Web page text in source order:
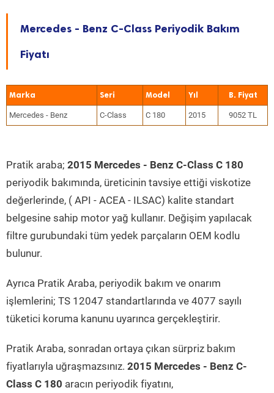
Mercedes - Benz C-Class Periyodik Bakım
Fiyatı
Marka Seri Model Yıl
Mercedes - Benz C-Class C 180 2015 9052 TL
Pratik araba; 2015 Mercedes - Benz C-Class C 180
periyodik bakımında, üreticinin tavsiye ettiği viskotize
değerlerinde, ( API - ACEA - ILSAC) kalite standart
belgesine sahip motor yağ kullanır. Değişim yapılacak
filtre gurubundaki tüm yedek parçaların OEM kodlu
bulunur.
Ayrıca Pratik Araba, periyodik bakım ve onarım
işlemlerini; TS 12047 standartlarında ve 4077 sayılı
tüketici koruma kanunu uyarınca gerçekleştirir.
Pratik Araba, sonradan ortaya çıkan sürpriz bakım
fiyatlarıyla uğraşmazsınız. 2015 Mercedes - Benz C-
Class C 180 aracın periyodik fiyatını,